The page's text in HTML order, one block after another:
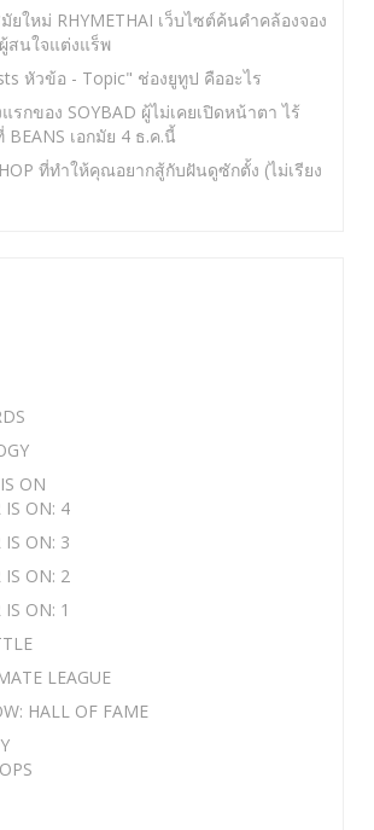
ยใหม่ RHYMETHAI เว็บไซต์ค้นคำคล้องจอง
สนใจแต่งแร็พ
หัวข้อ - Topic" ช่องยูทูป คืออะไร
รกของ SOYBAD ผู้ไม่เคยเปิดหน้าตา ไร้
เอกมัย 4 ธ.ค.นี้
ที่ทำให้คุณอยากสู้กับฝันดูซักตั้ง (ไม่เรียง
ON
IS ON: 4
IS ON: 3
IS ON: 2
IS ON: 1
LEAGUE
HALL OF FAME